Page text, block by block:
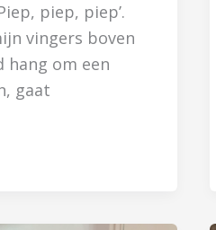
piep, piep’.
vingers boven
om een
gaat